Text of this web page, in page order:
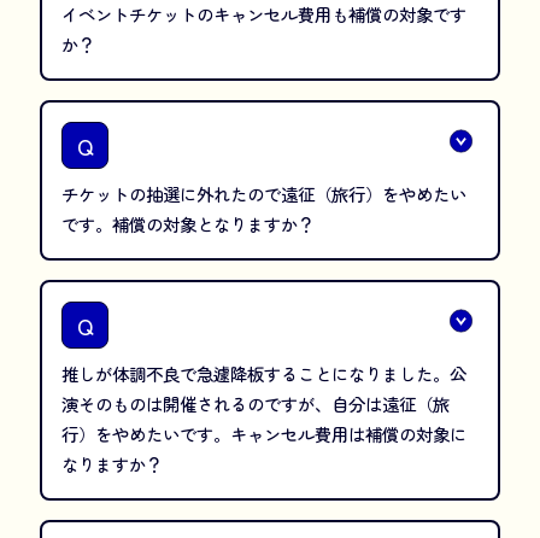
イベントチケットのキャンセル費用も補償の対象です
か？
Q
チケットの抽選に外れたので遠征（旅行）をやめたい
です。補償の対象となりますか？
Q
推しが体調不良で急遽降板することになりました。公
演そのものは開催されるのですが、自分は遠征（旅
行）をやめたいです。キャンセル費用は補償の対象に
なりますか？